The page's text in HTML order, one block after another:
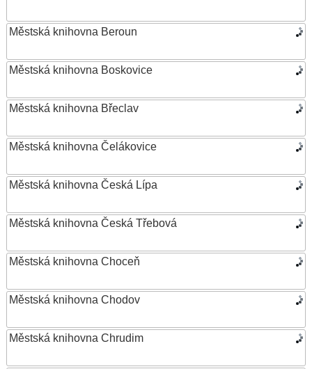
Městská knihovna Beroun
Městská knihovna Boskovice
Městská knihovna Břeclav
Městská knihovna Čelákovice
Městská knihovna Česká Lípa
Městská knihovna Česká Třebová
Městská knihovna Choceň
Městská knihovna Chodov
Městská knihovna Chrudim